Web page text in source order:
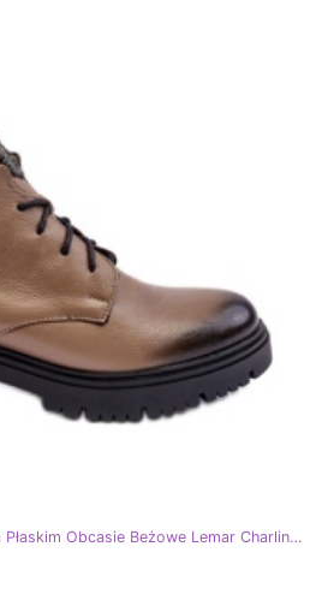
Damskie Skórzane Botki Na Płaskim Obcasie Beżowe Lemar Charline beżowy